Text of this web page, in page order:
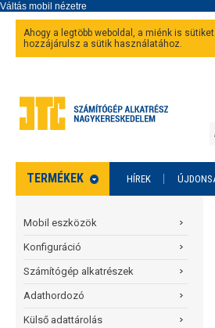
Ahogy a legtöbb weboldal, a miénk is
hozzájárulsz a sütik használatához.
TERMÉKEK HÍREK
Mobil eszközök
Konfiguráció
Számítógép alkatrészek
Adathordozó
Külső adattárolás